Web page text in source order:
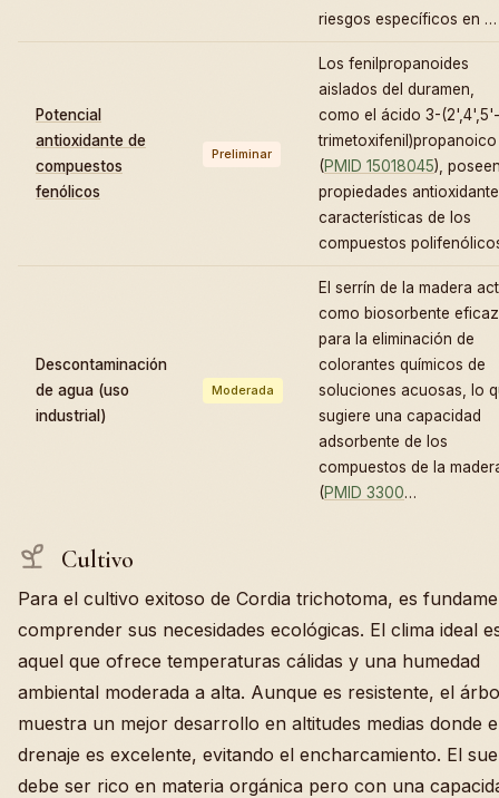
riesgos específicos en …
Potencial
antioxidante de
compuestos
fenólicos
Preliminar
Los fenilpropanoides
aislados del duramen,
como el ácido 3-(2',4',5'-
trimetoxifenil)propanoico
(PMID 15018045),
propiedades
características de los
compuestos
Descontaminación
de agua (uso
industrial)
Moderada
El serrín de la madera
como biosorbente eficaz
para la eliminación de
colorantes químicos de
soluciones acuosas, lo
sugiere una capacidad
adsorbente de los
compuestos de la
(PMID 3300…
Cultivo
Para el cultivo exitoso de Cordia trichotoma, es
comprender sus necesidades ecológicas. El clima ideal
aquel que ofrece temperaturas cálidas y una humedad
ambiental moderada a alta. Aunque es resistente, el
muestra un mejor desarrollo en altitudes medias donde
drenaje es excelente, evitando el encharcamiento. El
debe ser rico en materia orgánica pero con una